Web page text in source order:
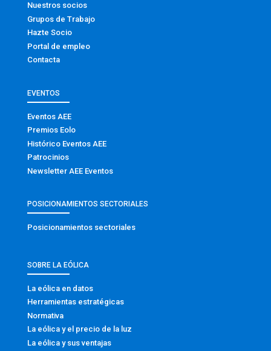
Nuestros socios
Grupos de Trabajo
Hazte Socio
Portal de empleo
Contacta
EVENTOS
Eventos AEE
Premios Eolo
Histórico Eventos AEE
Patrocinios
Newsletter AEE Eventos
POSICIONAMIENTOS SECTORIALES
Posicionamientos sectoriales
SOBRE LA EÓLICA
La eólica en datos
Herramientas estratégicas
Normativa
La eólica y el precio de la luz
La eólica y sus ventajas